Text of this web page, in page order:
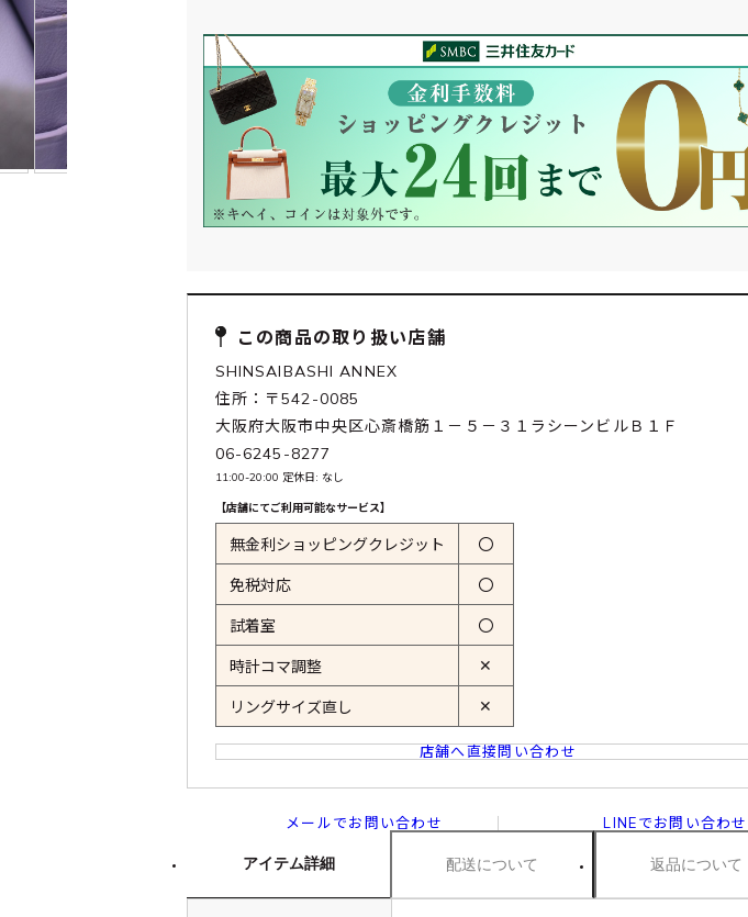
この商品の取り扱い店舗
SHINSAIBASHI ANNEX
住所：〒542-0085
大阪府大阪市中央区心斎橋筋１－５－３１ラシーンビルＢ１Ｆ
06-6245-8277
11:00-20:00 定休日: なし
【店舗にてご利用可能なサービス】
無金利ショッピングクレジット 〇
免税対応 〇
試着室 〇
時計コマ調整 ✕
リングサイズ直し ✕
店舗へ直接問い合わせ
メールでお問い合わせ LINEでお問い合わせ
アイテム詳細 配送について 返品について